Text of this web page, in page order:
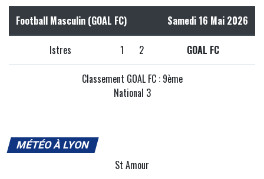
Football Masculin (GOAL FC) Samedi 16 Mai 2026
Istres 1 2 GOAL FC
Classement GOAL FC : 9ème
National 3
MÉTÉO À LYON
St Amour